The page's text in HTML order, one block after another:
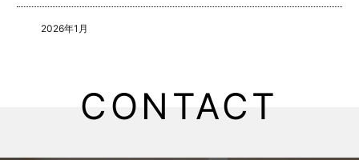
2026年1月
2025年5月CONTACT